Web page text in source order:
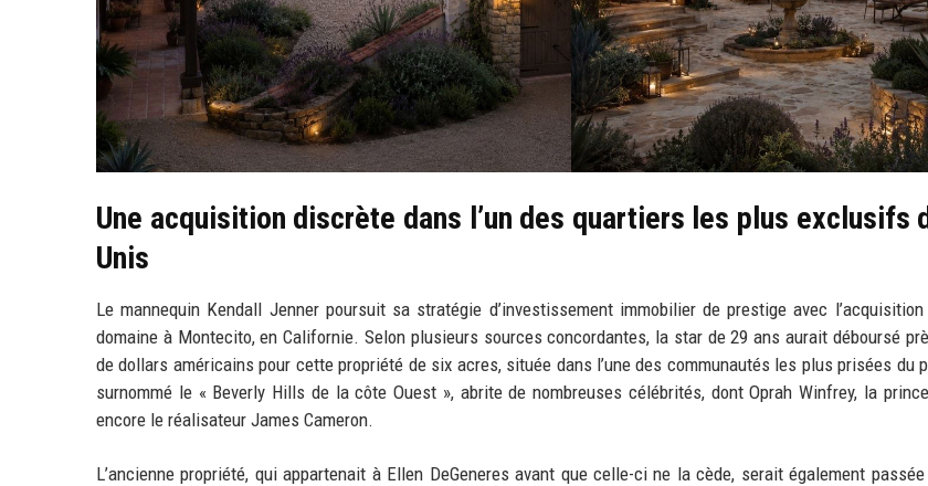
Une acquisition discrète dans l’un des quartiers les plus exclusifs
Unis
Le mannequin Kendall Jenner poursuit sa stratégie d’investissement immobilier de prestige avec l’acquisition
domaine à Montecito, en Californie. Selon plusieurs sources concordantes, la star de 29 ans aurait déboursé
de dollars américains pour cette propriété de six acres, située dans l’une des communautés les plus prisées du
surnommé le « Beverly Hills de la côte Ouest », abrite de nombreuses célébrités, dont Oprah Winfrey, la
encore le réalisateur James Cameron.
L’ancienne propriété, qui appartenait à Ellen DeGeneres avant que celle-ci ne la cède, serait également